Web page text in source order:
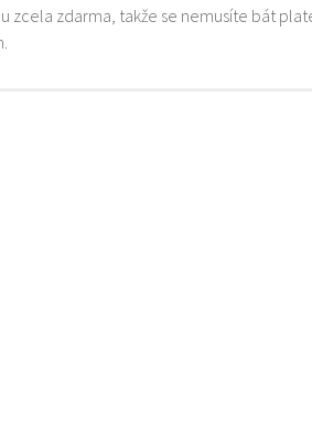
zcela zdarma, takže se nemusíte bát